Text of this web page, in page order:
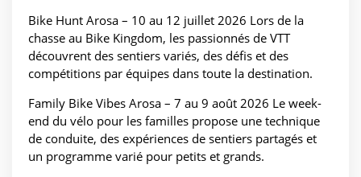
Bike Hunt Arosa – 10 au 12 juillet 2026 Lors de la
chasse au Bike Kingdom, les passionnés de VTT
découvrent des sentiers variés, des défis et des
compétitions par équipes dans toute la destination.
Family Bike Vibes Arosa – 7 au 9 août 2026 Le week-
end du vélo pour les familles propose une technique
de conduite, des expériences de sentiers partagés et
un programme varié pour petits et grands.